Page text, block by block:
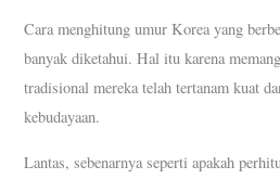
k
p
s
t
m
Cara menghitung umur Korea yang
banyak diketahui. Hal itu karena
tradisional mereka telah tertanam kuat
kebudayaan.
Lantas, sebenarnya seperti apakah